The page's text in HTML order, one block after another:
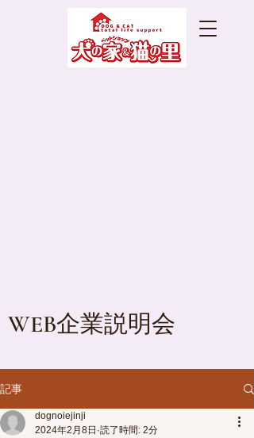
WEB企業説明会
記事
dognoiejinji
2024年2月8日 読了時間: 2分